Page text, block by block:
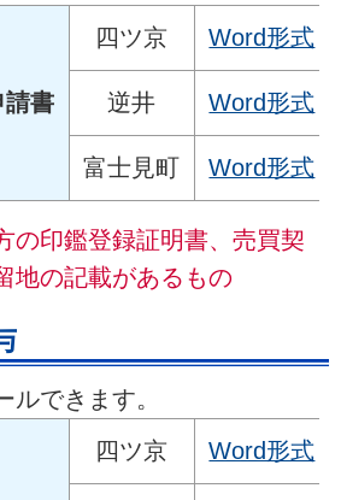
請書
四ツ京 Word形式
逆井 Word形式
富士見町 Word形式
の印鑑登録証明書、売買契
地の記載があるもの
できます。
四ツ京 Word形式